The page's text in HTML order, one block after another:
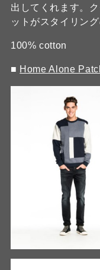
出してくれます。
ットがスタイリン
100% cotton
■ Home Alone